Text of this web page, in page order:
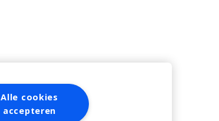
Alle cookies
accepteren